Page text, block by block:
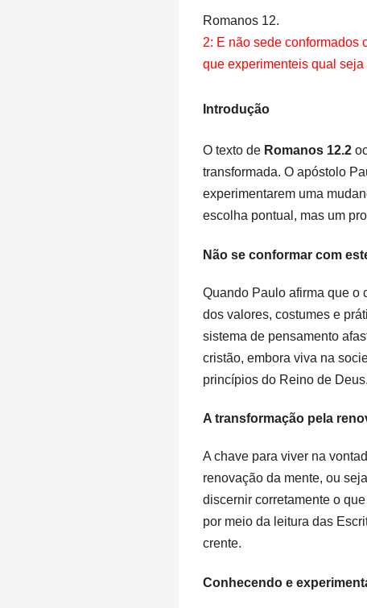
Romanos 12.
2: E não sede conformados
que experimenteis qual
Introdução
O texto de Romanos 12.2
transformada. O apóstolo
experimentarem uma
escolha pontual, mas um
Não se conformar com
Quando Paulo afirma que o
dos valores, costumes e
sistema de pensamento
cristão, embora viva na
princípios do Reino de Deus.
A transformação pela
A chave para viver na
renovação da mente, ou
discernir corretamente o
por meio da leitura das
crente.
Conhecendo e